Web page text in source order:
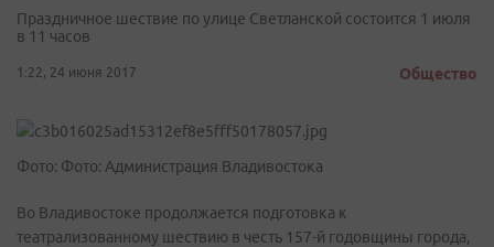
Праздничное шествие по улице Светланской состоится 1 июля
в 11 часов
1:22, 24 июня 2017 Общество
Фото: Фото: Администрация Владивостока
Во Владивостоке продолжается подготовка к
театрализованному шествию в честь 157-й годовщины города,